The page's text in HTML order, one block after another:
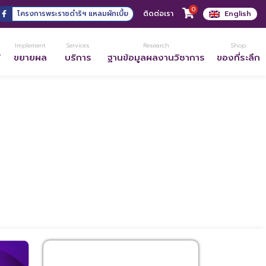
โครงการพระราชดำริฯ แหลมผักเบี้ย ติดต่อเรา 0 English
Implement
ขยายผล
Services
บริการ
Research
ฐานข้อมูลผลงานวิชาการ
Shop
ของที่ระลึก